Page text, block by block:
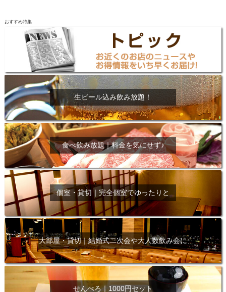
おすすめ特集
生ビール込み飲み放題！
食べ飲み放題｜料金を気にせず♪
個室・貸切｜完全個室でゆったりと
大部屋・貸切｜結婚式二次会や大人数飲み会に
せんべろ｜1000円セット